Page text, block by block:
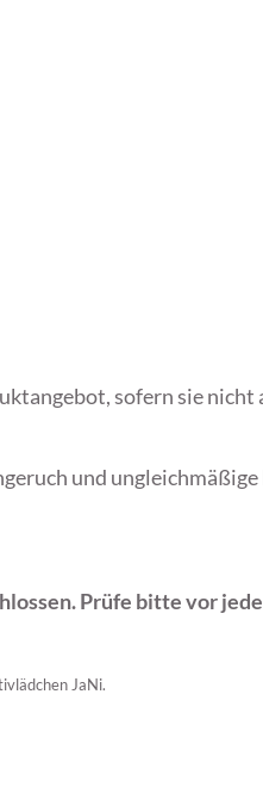
sofern sie nicht
und
Prüfe bitte vor
JaNi.